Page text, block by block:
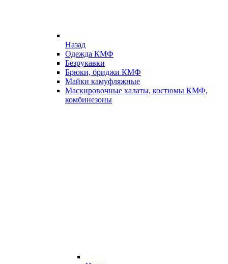
Назад
Одежда КМФ
Безрукавки
Брюки, бриджи КМФ
Майки камуфляжные
Маскировочные халаты, костюмы КМФ,
комбинезоны